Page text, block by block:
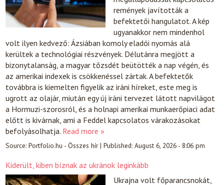
remények javították a
befektetői hangulatot. A kép
ugyanakkor nem mindenhol
volt ilyen kedvező: Ázsiában komoly eladói nyomás alá
kerültek a technológiai részvények. Délutánra megjött a
bizonytalanság, a magyar tőzsdét beütötték a nap végén, és
az amerikai indexek is csökkenéssel zártak. A befektetők
továbbra is kiemelten figyelik az iráni híreket, este meg is
ugrott az olajár, miután egy új iráni tervezet látott napvilágot
a Hormuzi-szorosról, és a holnapi amerikai munkaerőpiaci adat
előtt is kivárnak, ami a Feddel kapcsolatos várakozásokat
befolyásolhatja. Read more »
Source:Portfolio.hu - Összes hír|Published:August 6, 2026 - 8:06 pm
Kiderült, kiben bíznak az ukránok leginkább
Ukrajna volt főparancsnokát,